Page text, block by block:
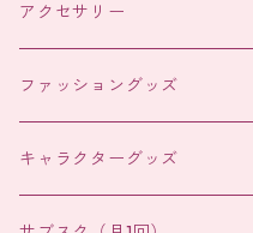
アクセサリー
ヘアアクセサリー
ファッショングッズ
ヘアアクセサリー
キャラクターグッズ